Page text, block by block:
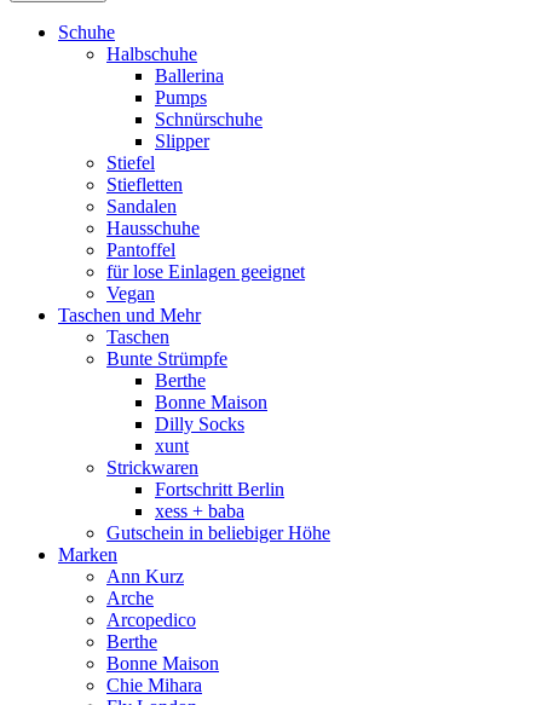
Schuhe
Halbschuhe
Ballerina
Pumps
Schnürschuhe
Slipper
Stiefel
Stiefletten
Sandalen
Hausschuhe
Pantoffel
für lose Einlagen geeignet
Vegan
Taschen und Mehr
Taschen
Bunte Strümpfe
Berthe
Bonne Maison
Dilly Socks
xunt
Strickwaren
Fortschritt Berlin
xess + baba
Gutschein in beliebiger Höhe
Marken
Ann Kurz
Arche
Arcopedico
Berthe
Bonne Maison
Chie Mihara